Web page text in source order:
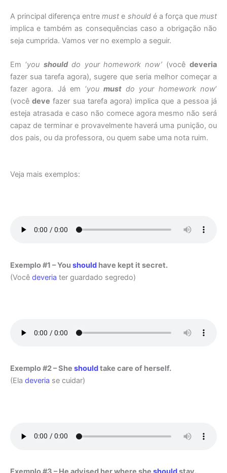
A principal diferença entremuste should é a força quemust
implica e também as consequências caso a obrigação não
seja cumprida. Vamos ver no exemplo a seguir.
Em ‘you should do your homework now’ (você deveria
fazer sua tarefa agora), sugere que seria melhor começar a
fazer agora. Já em ‘youmust do your homework now’
(vocêdeve fazer sua tarefa agora) implica que a pessoa já
esteja atrasada e caso não comece agora mesmo não será
capaz de terminar e provavelmente haverá uma punição, ou
dos pais, ou da professora, ou quem sabe uma nota ruim.
Veja mais exemplos:
Exemplo #1 – You should have kept it secret.
(Você deveria ter guardado segredo)
Exemplo #2 – She shouldtake care of herself.
(Ela deveria se cuidar)